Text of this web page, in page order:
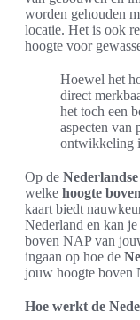
worden gehouden
locatie. Het is ook
hoogte voor
Hoewel het
direct
het toch een
aspecten van
ontwikkeling
Op de
welke hoogte
kaart biedt
Nederland en kan
boven NAP van
ingaan op hoe de
jouw hoogte boven
Hoe werkt de